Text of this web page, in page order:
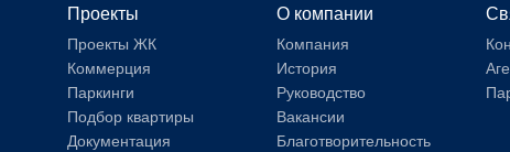
Проекты
Проекты ЖК
Коммерция
Паркинги
Подбор квартиры
Документация
О компании
Компания
История
Руководство
Вакансии
Благотворительность